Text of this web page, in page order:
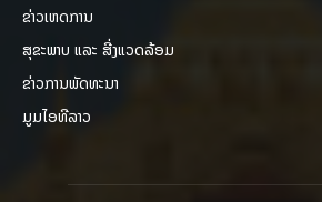
ຂ່າວເຫດການ
ສຸຂະພາບ ແລະ ສີ່ງແວດລ້ອມ
ຂ່າວການພັດທະນາ
ມູມໄອທີລາວ